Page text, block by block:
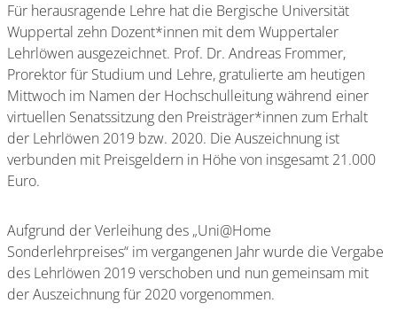
Für herausragende Lehre hat die Bergische Universität
Wuppertal zehn Dozent*innen mit dem Wuppertaler
Lehrlöwen ausgezeichnet. Prof. Dr. Andreas Frommer,
Prorektor für Studium und Lehre, gratulierte am heutigen
Mittwoch im Namen der Hochschulleitung während einer
virtuellen Senatssitzung den Preisträger*innen zum Erhalt
der Lehrlöwen 2019 bzw. 2020. Die Auszeichnung ist
verbunden mit Preisgeldern in Höhe von insgesamt 21.000
Euro.
Aufgrund der Verleihung des „Uni@Home
Sonderlehrpreises“ im vergangenen Jahr wurde die Vergabe
des Lehrlöwen 2019 verschoben und nun gemeinsam mit
der Auszeichnung für 2020 vorgenommen.